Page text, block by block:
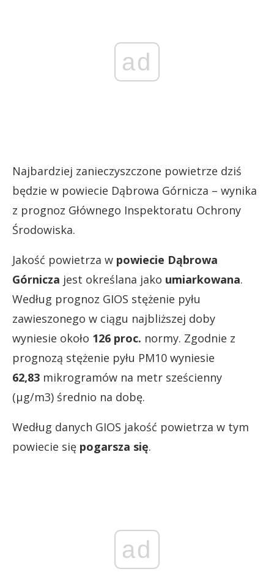
ad
Najbardziej zanieczyszczone powietrze dziś
będzie w powiecie Dąbrowa Górnicza – wynika
z prognoz Głównego Inspektoratu Ochrony
Środowiska.
Jakość powietrza w powiecie Dąbrowa
Górnicza jest określana jako umiarkowana.
Według prognoz GIOS stężenie pyłu
zawieszonego w ciągu najbliższej doby
wyniesie około 126 proc. normy. Zgodnie z
prognozą stężenie pyłu PM10 wyniesie
62,83 mikrogramów na metr sześcienny
(µg/m3) średnio na dobę.
Według danych GIOS jakość powietrza w tym
powiecie się pogarsza się.
ad